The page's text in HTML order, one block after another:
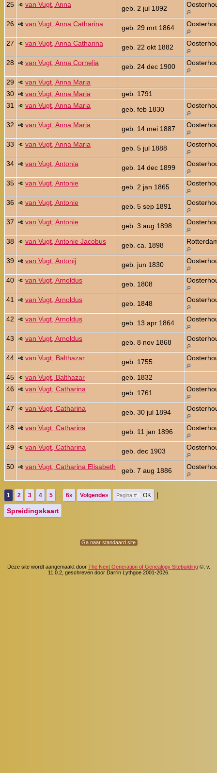
25 van Vugt, Anna geb. 2 jul 1892
26 van Vugt, Anna Catharina geb. 29 mrt 1864
27 van Vugt, Anna Catharina geb. 22 okt 1882
28 van Vugt, Anna Cornelia geb. 24 dec 1900
29
van Vugt, Anna Maria
30
van Vugt, Anna Maria
geb. 1791
31
van Vugt, Anna Maria geb. feb 1830
32 van Vugt, Anna Maria geb. 14 mei 1887
33 van Vugt, Anna Maria geb. 5 jul 1888
34 van Vugt, Antonia geb. 14 dec 1899
35 van Vugt, Antonie geb. 2 jan 1865
36 van Vugt, Antonie geb. 5 sep 1891
37 van Vugt, Antonie geb. 3 aug 1898
38 van Vugt, Antonie Jacobus geb. ca. 1898
39 van Vugt, Antonij geb. jun 1830
40 van Vugt, Arnoldus geb. 1808
41 van Vugt, Arnoldus geb. 1848
42 van Vugt, Arnoldus geb. 13 apr 1864
43 van Vugt, Arnoldus geb. 8 nov 1868
44 van Vugt, Balthazar geb. 1755
45 van Vugt, Balthazar
geb. 1832
46
van Vugt, Catharina geb. 1761
47 van Vugt, Catharina geb. 30 jul 1894
48 van Vugt, Catharina geb. 11 jan 1896
49 van Vugt, Catharina geb. dec 1903
50 van Vugt, Catharina Elisabeth geb. 7 aug 1886
1 2 3 4 5 ... 6» Volgende» |
Spreidingskaart
Ga naar standaard site
Deze site wordt aangemaakt door The Next Generation of Genealogy Sitebuilding©, v.
11.0.2, geschreven door Darrin Lythgoe 2001-2026.